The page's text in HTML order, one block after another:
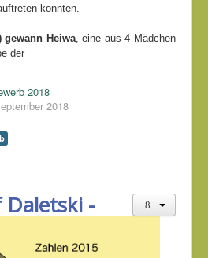
konnten.
gewann Heiwa, eine aus 4 Mädchen
der
2018
2018
Daletski -